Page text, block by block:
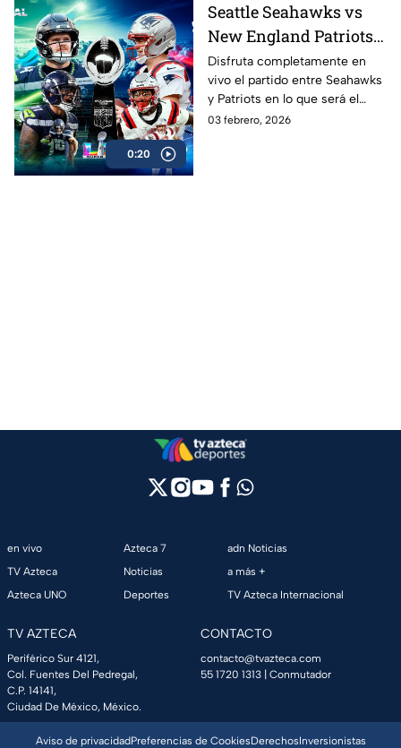
0:20
Seattle Seahawks vs
New England Patriots
ver EN VIVO y GRATIS
Super Bowl LX 2026,
gran final de la NFL
Disfruta completamente en
vivo el partido entre Seahawks
y Patriots en lo que será el
esperado Super Bowl 2026 en
03 febrero, 2026
en vivo
TV Azteca
Azteca UNO
Azteca 7
Noticias
Deportes
adn Noticias
a más +
TV Azteca Internacional
TV AZTECA
Periférico Sur 4121,
Col. Fuentes Del Pedregal,
C.P. 14141,
Ciudad De México, México.
CONTACTO
contacto@tvazteca.com
55 1720 1313 | Conmutador
Aviso de privacidadPreferencias de CookiesDerechosInversionistas